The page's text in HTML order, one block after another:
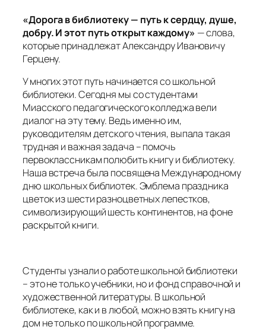
«Дорога в библиотеку — путь к сердцу, душе,
добру. И этот путь открыт каждому» — слова,
которые принадлежат Александру Ивановичу
Герцену.
У многих этот путь начинается со школьной
библиотеки. Сегодня мы со студентами
Миасского педагогического колледжа вели
диалог на эту тему. Ведь именно им,
руководителям детского чтения, выпала такая
трудная и важная задача – помочь
первоклассникам полюбить книгу и библиотеку.
Наша встреча была посвящена Международному
дню школьных библиотек. Эмблема праздника
цветок из шести разноцветных лепестков,
символизирующий шесть континентов, на фоне
раскрытой книги.
Студенты узнали о работе школьной библиотеки
– это не только учебники, но и фонд справочной и
художественной литературы. В школьной
библиотеке, как и в любой, можно взять книгу на
дом не только по школьной программе.